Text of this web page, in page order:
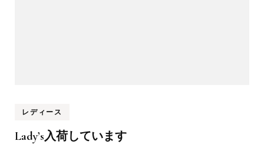
レディース
Lady’s入荷しています